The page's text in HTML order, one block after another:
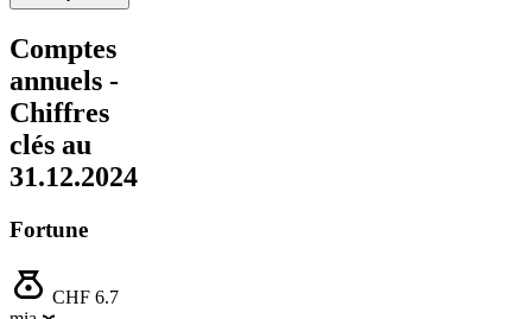
Comptes
annuels -
Chiffres
clés au
31.12.2024
Fortune
CHF 6.7